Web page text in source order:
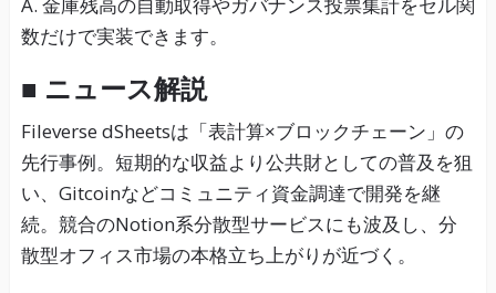
数だけで実装できます。
■ ニュース解説
Fileverse dSheetsは「表計算×ブロックチェーン」の
先行事例。短期的な収益より公共財としての普及を狙
い、Gitcoinなどコミュニティ資金調達で開発を継
続。競合のNotion系分散型サービスにも波及し、分
散型オフィス市場の本格立ち上がりが近づく。